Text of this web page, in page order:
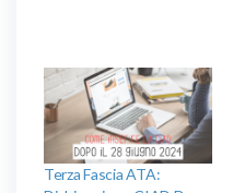
in merito agli organici
ATA, è tornato al centro
del dibattito anche il
tema…
Terza Fascia ATA: